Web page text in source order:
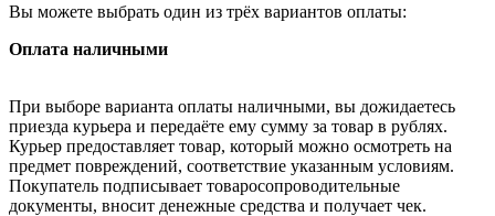
Вы можете выбрать один из трёх вариантов оплаты:
Оплата наличными
При выборе варианта оплаты наличными, вы дожидаетесь
приезда курьера и передаёте ему сумму за товар в рублях.
Курьер предоставляет товар, который можно осмотреть на
предмет повреждений, соответствие указанным условиям.
Покупатель подписывает товаросопроводительные
документы, вносит денежные средства и получает чек.